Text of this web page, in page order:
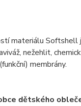
materiálu
nežehlit,
membrány.
dětského